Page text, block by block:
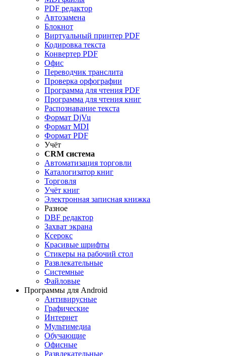
PDF редактор
Автозамена
Блокнот
Виртуальный принтер PDF
Кодировка текста
Конвертер PDF
Офис
Переводчик транслита
Проверка орфографии
Программа для чтения PDF
Программа для чтения книг
Распознавание текста
Формат DjVu
Формат MDI
Формат PDF
Учёт
CRM система
Автоматизация торговли
Каталогизатор книг
Торговля
Учёт книг
Электронная записная книжка
Разное
DBF редактор
Захват экрана
Ксерокс
Красивые шрифты
Стикеры на рабочий стол
Развлекательные
Системные
Файловые
Программы для Android
Антивирусные
Графические
Интернет
Мультимедиа
Обучающие
Офисные
Развлекательные